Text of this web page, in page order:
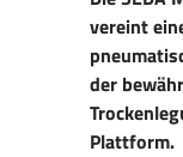
vereint
der
Plattform.